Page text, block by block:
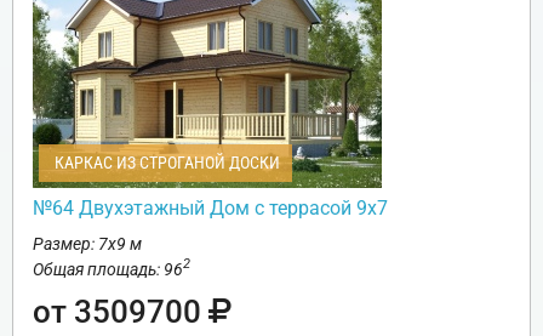
КАРКАС ИЗ СТРОГАНОЙ ДОСКИ
№64 Двухэтажный Дом с террасой 9х7
Размер: 7х9 м
Общая площадь: 962
от 3509700